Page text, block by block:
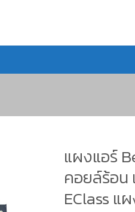
แผงแอร์
คอยล์ร้อน
EClass แ